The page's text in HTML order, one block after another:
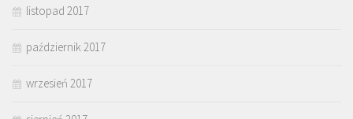
listopad 2017
październik 2017
wrzesień 2017